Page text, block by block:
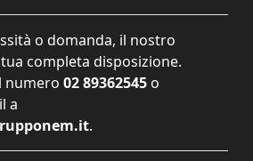
o domanda, il nostro
completa disposizione.
numero 02 89362545 o
a
.